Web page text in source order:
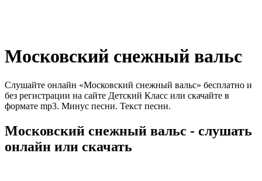
Московский снежный вальс
Слушайте онлайн «Московский снежный вальс» бесплатно и
без регистрации на сайте Детский Класс или скачайте в
формате mp3. Минус песни. Текст песни.
Московский снежный вальс - слушать
онлайн или скачать